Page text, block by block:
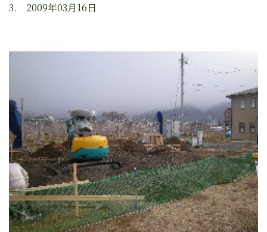
3. 2009年03月16日